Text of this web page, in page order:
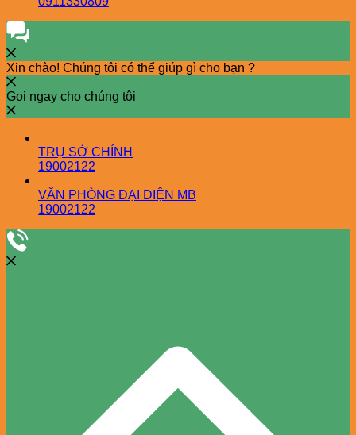
Xin chào! Chúng tôi có thể giúp gì cho bạn ?
Gọi ngay cho chúng tôi
TRỤ SỞ CHÍNH
19002122
VĂN PHÒNG ĐẠI DIỆN MB
19002122